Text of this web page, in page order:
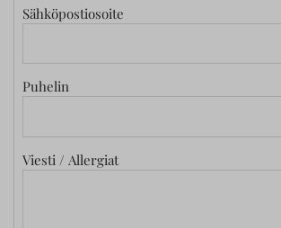
Sähköpostiosoite
Puhelin
Viesti / Allergiat